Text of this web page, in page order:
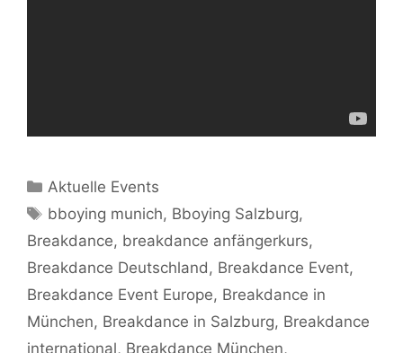
Kategorien
Aktuelle Events
Schlagwörter
bboying munich, Bboying Salzburg,
Breakdance, breakdance anfängerkurs,
Breakdance Deutschland, Breakdance Event,
Breakdance Event Europe, Breakdance in
München, Breakdance in Salzburg, Breakdance
international, Breakdance München,